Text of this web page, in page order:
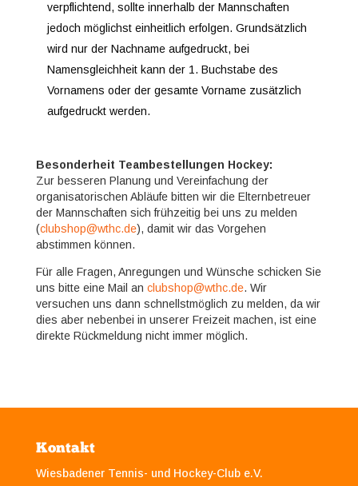
verpflichtend, sollte innerhalb der Mannschaften
jedoch möglichst einheitlich erfolgen. Grundsätzlich
wird nur der Nachname aufgedruckt, bei
Namensgleichheit kann der 1. Buchstabe des
Vornamens oder der gesamte Vorname zusätzlich
aufgedruckt werden.
Besonderheit Teambestellungen Hockey:
Zur besseren Planung und Vereinfachung der
organisatorischen Abläufe bitten wir die Elternbetreuer
der Mannschaften sich frühzeitig bei uns zu melden
(clubshop@wthc.de), damit wir das Vorgehen
abstimmen können.
Für alle Fragen, Anregungen und Wünsche schicken Sie
uns bitte eine Mail an clubshop@wthc.de. Wir
versuchen uns dann schnellstmöglich zu melden, da wir
dies aber nebenbei in unserer Freizeit machen, ist eine
direkte Rückmeldung nicht immer möglich.
Kontakt
Wiesbadener Tennis- und Hockey-Club e.V.